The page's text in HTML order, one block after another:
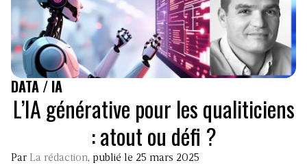
DATA / IA
L’IA générative pour les qualiticiens
: atout ou défi ?
Par La rédaction, publié le 25 mars 2025